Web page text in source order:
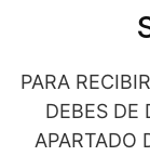
PARA
DEBES DE
APARTADO